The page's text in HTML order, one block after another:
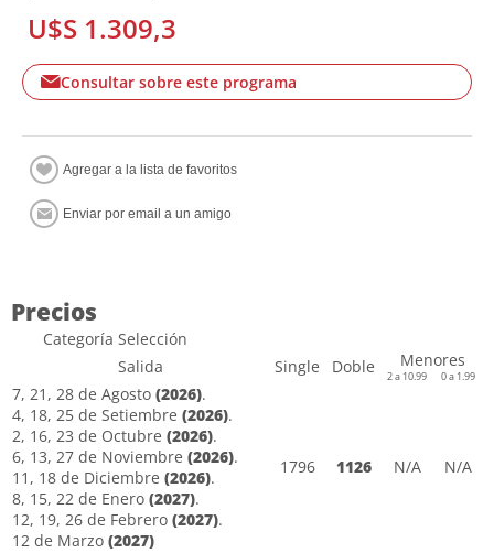
U$S 1.309,3
Consultar sobre este programa
Precios
Categoría Selección
Salida
Single Doble Menores
2 a 10.99 0 a 1.99
7, 21, 28 de Agosto (2026).
4, 18, 25 de Setiembre (2026).
2, 16, 23 de Octubre (2026).
6, 13, 27 de Noviembre (2026).
11, 18 de Diciembre (2026).
8, 15, 22 de Enero (2027).
12, 19, 26 de Febrero (2027).
12 de Marzo (2027)
1796 1126 N/A N/A